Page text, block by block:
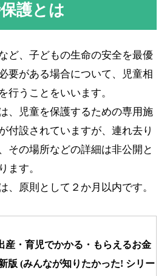
護とは
ど、子どもの生命の安全を最優
要がある場合について、児童相
行うことをいいます。
、児童を保護するための専用施
付設されていますが、連れ去り
その場所などの詳細は非公開と
ます。
、原則として２か月以内です。
産・育児でかかる・もらえるお金
版 (みんなが知りたかった! シリー